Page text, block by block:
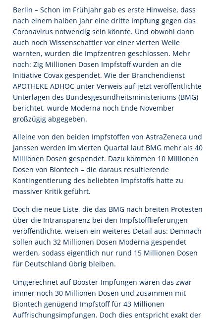
Berlin – Schon im Frühjahr gab es erste Hinweise, dass
nach einem halben Jahr eine dritte Impfung gegen das
Coronavirus notwendig sein könnte. Und obwohl dann
auch noch Wissenschaftler vor einer vierten Welle
warnten, wurden die Impfzentren geschlossen. Mehr
noch: Zig Millionen Dosen Impfstoff wurden an die
Initiative Covax gespendet. Wie der Branchendienst
APOTHEKE ADHOC unter Verweis auf jetzt veröffentlichte
Unterlagen des Bundesgesundheitsministeriums (BMG)
berichtet, wurde Moderna noch Ende November
großzügig abgegeben.
Alleine von den beiden Impfstoffen von AstraZeneca und
Janssen werden im vierten Quartal laut BMG mehr als 40
Millionen Dosen gespendet. Dazu kommen 10 Millionen
Dosen von Biontech – die daraus resultierende
Kontingentierung des beliebten Impfstoffs hatte zu
massiver Kritik geführt.
Doch die neue Liste, die das BMG nach breiten Protesten
über die Intransparenz bei den Impfstofflieferungen
veröffentlichte, weisen ein weiteres Detail aus: Demnach
sollen auch 32 Millionen Dosen Moderna gespendet
werden, sodass eigentlich nur rund 15 Millionen Dosen
für Deutschland übrig bleiben.
Umgerechnet auf Booster-Impfungen wären das zwar
immer noch 30 Millionen Dosen und zusammen mit
Biontech genügend Impfstoff für 43 Millionen
Auffrischungsimpfungen. Doch dies entspricht exakt der